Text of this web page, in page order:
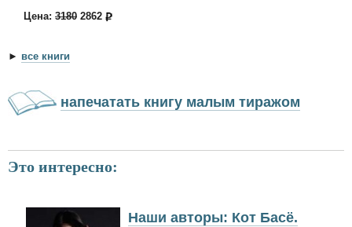
Цена: 3180 2862
► все книги
напечатать книгу малым тиражом
Это интересно:
Наши авторы: Кот Басё.